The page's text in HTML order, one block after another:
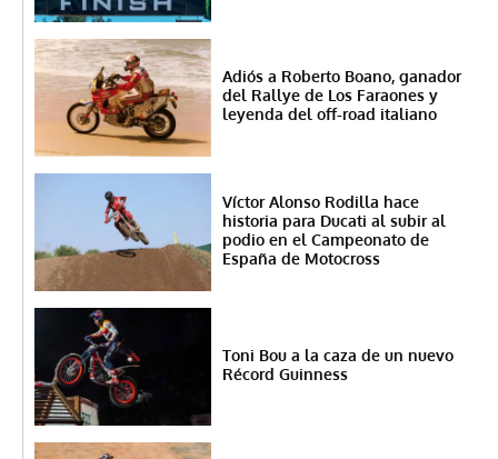
Adiós a Roberto Boano, ganador
del Rallye de Los Faraones y
leyenda del off-road italiano
Víctor Alonso Rodilla hace
historia para Ducati al subir al
podio en el Campeonato de
España de Motocross
Toni Bou a la caza de un nuevo
Récord Guinness